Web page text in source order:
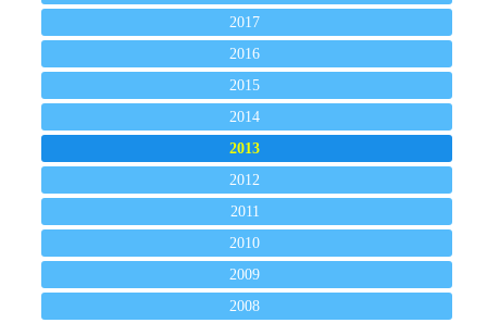
2017
2016
2015
2014
2013
2012
2011
2010
2009
2008